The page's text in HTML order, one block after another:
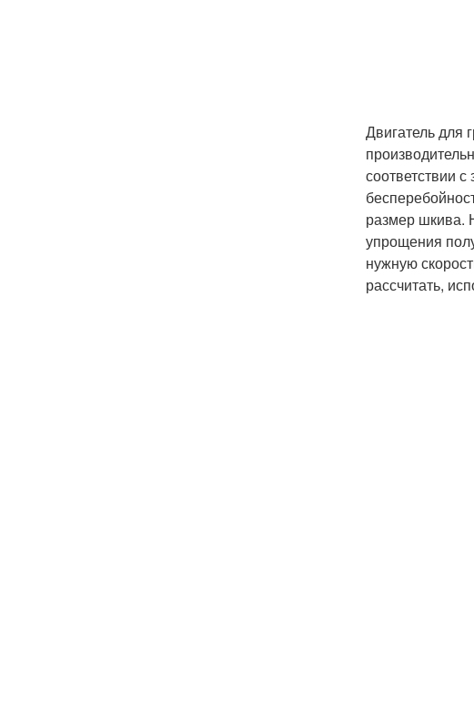
Двигатель для
соответствии
размер шкива.
упрощения
нужную
рассчитать,